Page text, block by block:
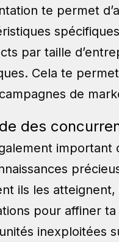
te permet
par taille
Cela te
de
des
important
ils les
pour affiner
inexploitées